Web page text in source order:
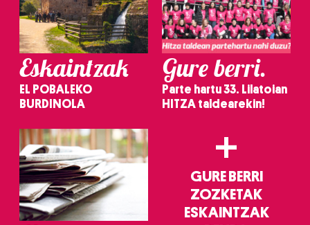
Eskaintzak
EL POBALEKO
BURDINOLA
Gure berri.
Parte hartu 33. Lilatoian
HITZA taldearekin!
+
GURE BERRI
ZOZKETAK
ESKAINTZAK